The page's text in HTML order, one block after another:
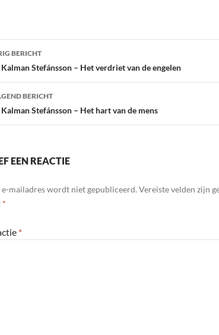
BERICHT
Stefánsson – Het verdriet van de engelen
BERICHT
Stefánsson – Het hart van de mens
EEN REACTIE
e-mailadres wordt niet gepubliceerd. Vereiste velden zijn
*
*